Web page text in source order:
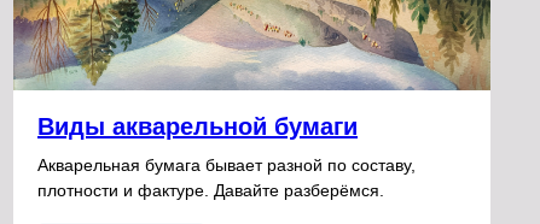
Виды акварельной бумаги
Акварельная бумага бывает разной по составу,
плотности и фактуре. Давайте разберёмся.